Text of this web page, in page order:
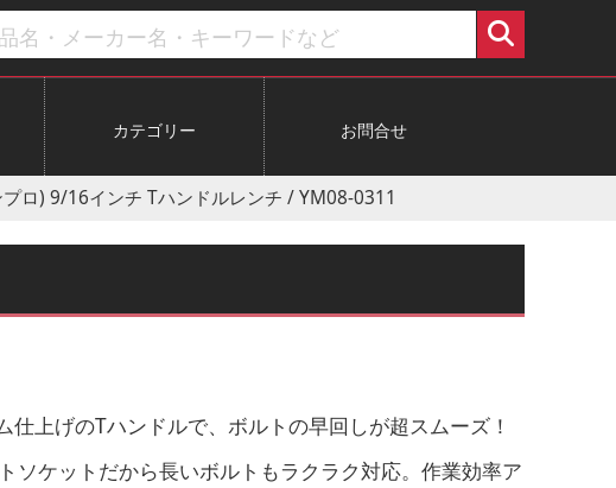
お問合せ
カテゴリー
ロ) 9/16インチ Tハンドルレンチ / YM08-0311
仕上げのTハンドルで、ボルトの早回しが超スムーズ！
ソケットだから長いボルトもラクラク対応。作業効率ア